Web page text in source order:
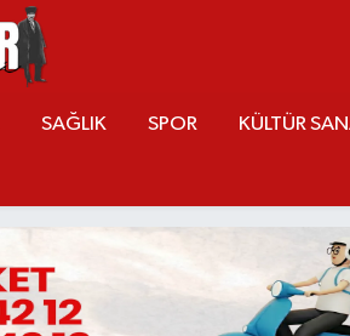
SAĞLIK SPOR KÜLTÜR